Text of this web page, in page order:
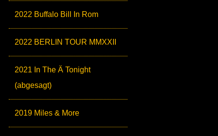
2022 Buffalo Bill In Rom
2022 BERLIN TOUR MMXXII
2021 In The Ä Tonight
(abgesagt)
2019 Miles & More